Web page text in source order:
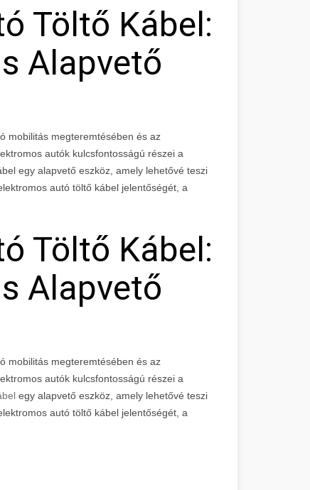
Töltő Kábel:
Alapvető
mobilitás megteremtésében és az
autók kulcsfontosságú részei a
egy alapvető eszköz, amely lehetővé teszi
autó töltő kábel jelentőségét, a
Töltő Kábel:
Alapvető
mobilitás megteremtésében és az
autók kulcsfontosságú részei a
egy alapvető eszköz, amely lehetővé teszi
autó töltő kábel jelentőségét, a